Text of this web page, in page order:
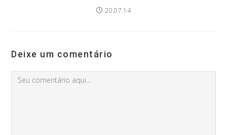
20.07.14
Deixe um comentário
Comment